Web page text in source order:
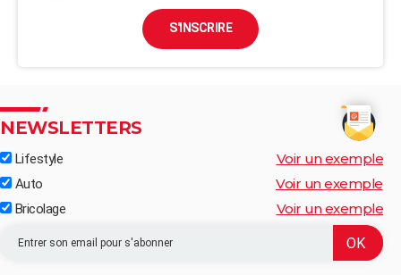
S'INSCRIRE
NEWSLETTERS
Lifestyle Voir un exemple
Auto Voir un exemple
Bricolage Voir un exemple